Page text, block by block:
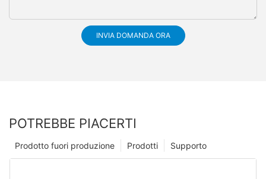
INVIA DOMANDA ORA
POTREBBE PIACERTI
Supporto
Prodotti
Prodotto fuori produzione